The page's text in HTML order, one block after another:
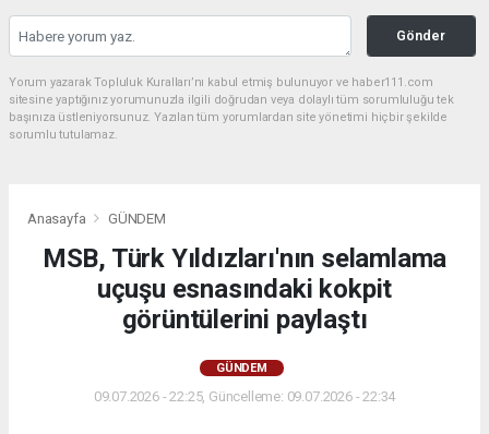
Gönder
Yorum yazarak Topluluk Kuralları’nı kabul etmiş bulunuyor ve haber111.com
sitesine yaptığınız yorumunuzla ilgili doğrudan veya dolaylı tüm sorumluluğu tek
başınıza üstleniyorsunuz. Yazılan tüm yorumlardan site yönetimi hiçbir şekilde
sorumlu tutulamaz.
Anasayfa GÜNDEM
MSB, Türk Yıldızları'nın selamlama
uçuşu esnasındaki kokpit
görüntülerini paylaştı
GÜNDEM
09.07.2026 - 22:25, Güncelleme: 09.07.2026 - 22:34